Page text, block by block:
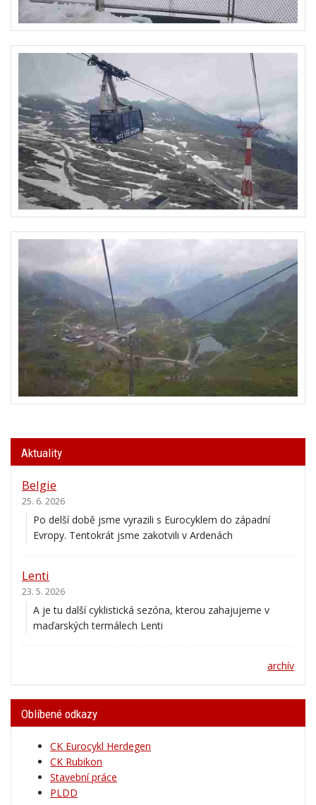
Aktuality
Belgie
25. 6. 2026
Po delší době jsme vyrazili s Eurocyklem do západní
Evropy. Tentokrát jsme zakotvili v Ardenách
Lenti
23. 5. 2026
A je tu další cyklistická sezóna, kterou zahajujeme v
maďarských termálech Lenti
archív
Oblíbené odkazy
CK Eurocykl Herdegen
CK Rubikon
Stavební práce
PLDD